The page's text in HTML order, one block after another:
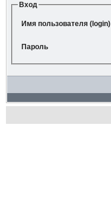
Вход
Имя пользователя (login)
Пароль